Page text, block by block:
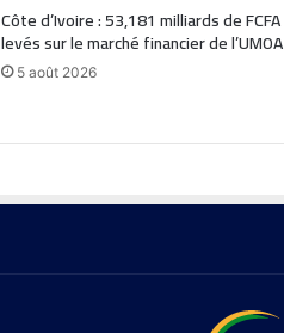
Côte d’Ivoire : 53,181 milliards de FCFA
levés sur le marché financier de l’UMOA
5 août 2026